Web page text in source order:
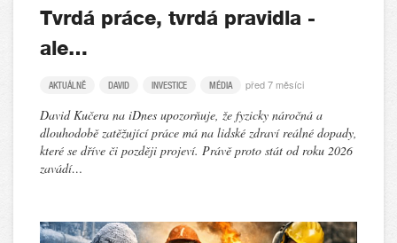
Tvrdá práce, tvrdá pravidla -
ale…
AKTUÁLNĚ DAVID INVESTICE MÉDIA před 7 měsíci
David Kučera na iDnes upozorňuje, že fyzicky náročná a
dlouhodobě zatěžující práce má na lidské zdraví reálné dopady,
které se dříve či později projeví. Právě proto stát od roku 2026
zavádí…